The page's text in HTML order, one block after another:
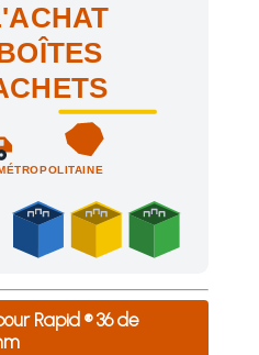
d'agrafes ou de pointes et
Rapid ® 36 de